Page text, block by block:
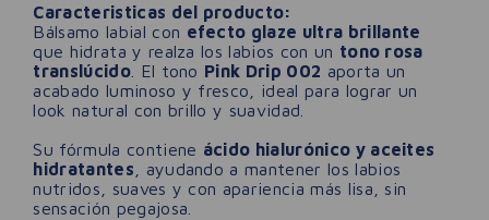
Caracteristicas del producto:
Bálsamo labial con efecto glaze ultra brillante
que hidrata y realza los labios con un tono rosa
translúcido. El tono Pink Drip 002 aporta un
acabado luminoso y fresco, ideal para lograr un
look natural con brillo y suavidad.
Su fórmula contiene ácido hialurónico y aceites
hidratantes , ayudando a mantener los labios
nutridos, suaves y con apariencia más lisa, sin
sensación pegajosa.